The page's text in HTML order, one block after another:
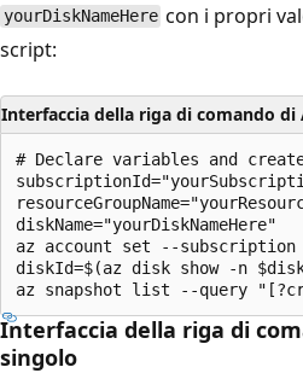
yourDiskNameHere con i propri
script:
Interfaccia della riga di comando di
# Declare variables and
diskName="yourDiskNameHere"
az account set --subscription
diskId=$(az disk show -n
Interfaccia della riga di
singolo